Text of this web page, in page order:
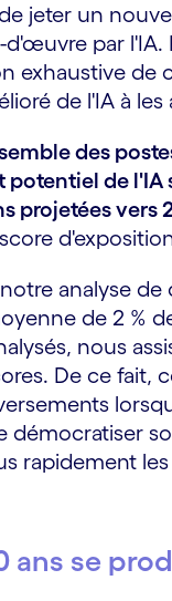
jeter un
par l'IA.
exhaustive de
de l'IA à les
des
potentiel de l'IA
projetées vers
analyse
de 2 %
nous
De ce fait,
démocratiser
rapidement les
ans se